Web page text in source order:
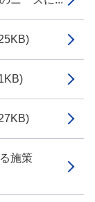
る施策